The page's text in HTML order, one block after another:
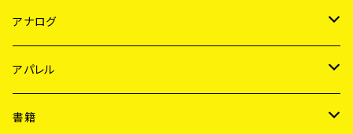
JAPAN
WORLD
アナログ
JAPAN
７EP
WORLD
アパレル
JAPAN
書籍